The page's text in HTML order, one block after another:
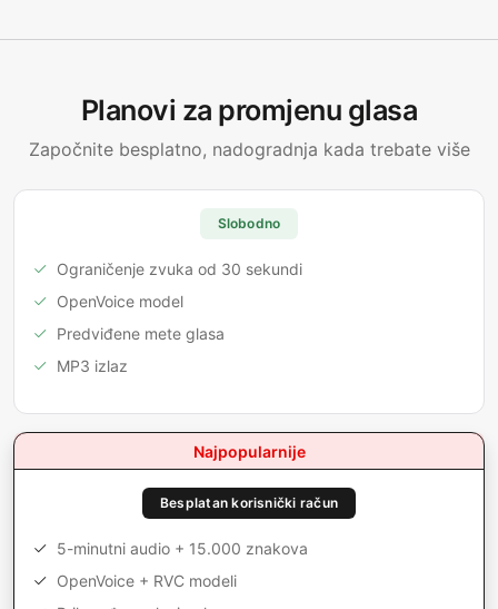
Planovi za promjenu glasa
Započnite besplatno, nadogradnja kada trebate više
Slobodno
Ograničenje zvuka od 30 sekundi
OpenVoice model
Predviđene mete glasa
MP3 izlaz
Najpopularnije
Besplatan korisnički račun
5-minutni audio + 15.000 znakova
OpenVoice + RVC modeli